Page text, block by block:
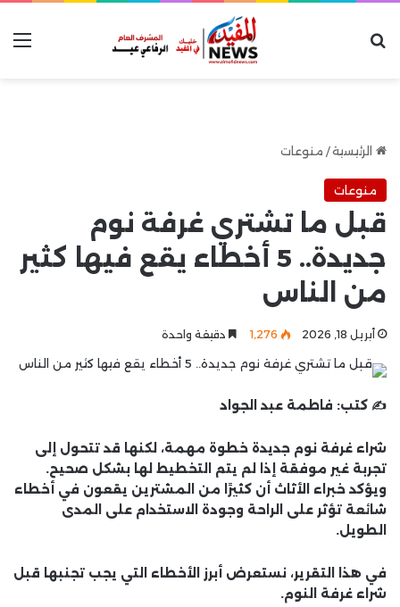
الرئيسية/ منوعات
منوعات
قبل ما تشتري غرفة نوم
جديدة.. 5 أخطاء يقع فيها كثير
من الناس
أبريل 18, 2026 1٬276 دقيقة واحدة
✍️ كتب: فاطمة عبد الجواد
شراء غرفة نوم جديدة خطوة مهمة، لكنها قد تتحول إلى
تجربة غير موفقة إذا لم يتم التخطيط لها بشكل صحيح.
ويؤكد خبراء الأثاث أن كثيرًا من المشترين يقعون في أخطاء
شائعة تؤثر على الراحة وجودة الاستخدام على المدى
الطويل.
في هذا التقرير، نستعرض أبرز الأخطاء التي يجب تجنبها قبل
شراء غرفة النوم.